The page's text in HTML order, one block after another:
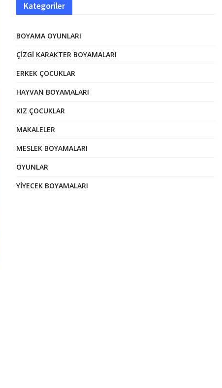
Kategoriler
BOYAMA OYUNLARI
ÇIZGI KARAKTER BOYAMALARI
ERKEK ÇOCUKLAR
HAYVAN BOYAMALARI
KIZ ÇOCUKLAR
MAKALELER
MESLEK BOYAMALARI
OYUNLAR
YIYECEK BOYAMALARI